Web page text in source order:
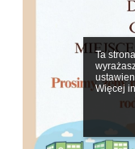
Ta
Więcej